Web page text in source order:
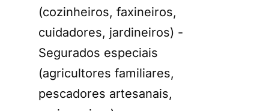
(cozinheiros, faxineiros,
cuidadores, jardineiros) -
Segurados especiais
(agricultores familiares,
pescadores artesanais,